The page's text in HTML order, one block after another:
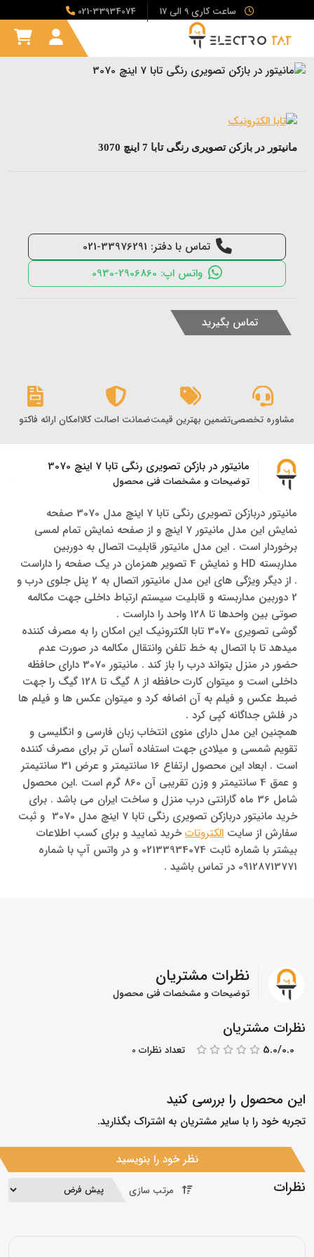
ساعت کاری 9 الی 17 021-33934074
مانیتور در بازکن تصویری رنگی تابا 7 اینچ 3070
تماس با دفتر: 33976291-021
واتس اپ: 2906860-0930
تماس بگیرید
مشاوره تخصصیتضمین بهترین قیمتضمانت اصالت کالاامکان ارائه فاکتور
مانیتور در بازکن تصویری رنگی تابا 7 اینچ 3070
توضیحات و مشخصات فنی محصول
مانیتور دربازکن تصویری رنگی تابا 7 اینچ مدل 3070 صفحه
نمایش این مدل مانیتور 7 اینچ و از صفحه نمایش تمام لمسی
برخوردار است . این مدل مانیتور قابلیت اتصال به دوربین
مداربسته HD و نمایش 4 تصویر همزمان در یک صفحه را داراست
. از دیگر ویژگی های این مدل مانیتور اتصال به 2 پنل جلوی درب و
2 دوربین مداربسته و قابلیت سیستم ارتباط داخلی جهت مکالمه
صوتی بین واحدها تا 128 واحد را داراست .
گوشی تصویری 3070 تابا الکترونیک این امکان را به مصرف کننده
میدهد تا با اتصال به خط تلفن وانتقال مکالمه در صورت عدم
حضور در منزل بتواند درب را باز کند . مانیتور 3070 دارای حافظه
داخلی است و میتوان کارت حافظه از 8 گیگ تا 128 گیگ را جهت
ضبط عکس و فیلم به آن اضافه کرد و میتوان عکس ها و فیلم ها
در فلش جداگانه کپی کرد .
همچنین این مدل دارای منوی انتخاب زبان فارسی و انگلیسی و
تقویم شمسی و میلادی جهت استفاده آسان تر برای مصرف کننده
است . ابعاد این محصول ارتفاع 16 سانتیمتر و عرض 31 سانتیمتر
و عمق 4 سانتیمتر و وزن تقریبی آن 860 گرم است .این محصول
شامل 36 ماه گارانتی درب منزل و ساخت ایران می باشد . برای
خرید مانیتور دربازکن تصویری رنگی تابا 7 اینچ مدل 3070 و ثبت
سفارش از سایت الکتروتاتخرید نمایید و برای کسب اطلاعات
بیشتر با شماره ثابت 02133934074 و در واتس آپ با شماره
09128713771 در تماس باشید .
نظرات مشتریان
توضیحات و مشخصات فنی محصول
نظرات مشتریان
5.0/0.0 تعداد نظرات 0
این محصول را بررسی کنید
تجربه خود را با سایر مشتریان به اشتراک بگذارید.
نظر خود را بنویسید
نظرات مرتب سازی